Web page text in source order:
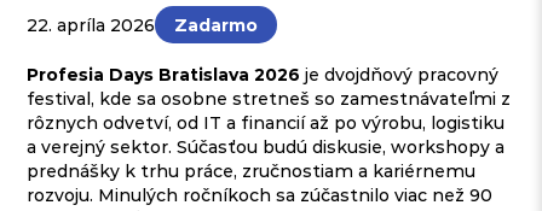
22. apríla 2026 Zadarmo
Profesia Days Bratislava 2026 je dvojdňový pracovný
festival, kde sa osobne stretneš so zamestnávateľmi z
rôznych odvetví, od IT a financií až po výrobu, logistiku
a verejný sektor. Súčasťou budú diskusie, workshopy a
prednášky k trhu práce, zručnostiam a kariérnemu
rozvoju. Minulých ročníkoch sa zúčastnilo viac než 90